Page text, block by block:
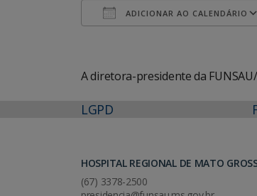
ADICIONAR AO CALENDÁRIO
A diretora-presidente da
LGPD
HOSPITAL REGIONAL DE MATO
(67) 3378-2500